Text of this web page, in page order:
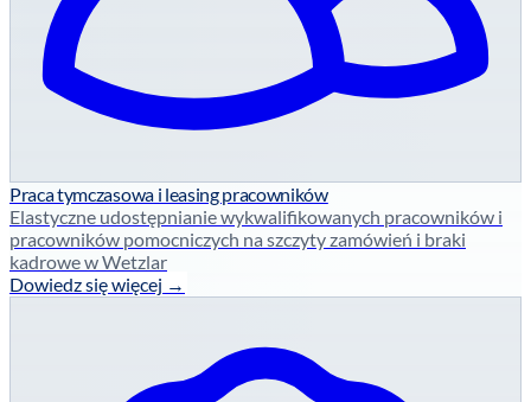
Praca tymczasowa i leasing pracowników
Elastyczne udostępnianie wykwalifikowanych pracowników i
pracowników pomocniczych na szczyty zamówień i braki
kadrowe w Wetzlar
Dowiedz się więcej →